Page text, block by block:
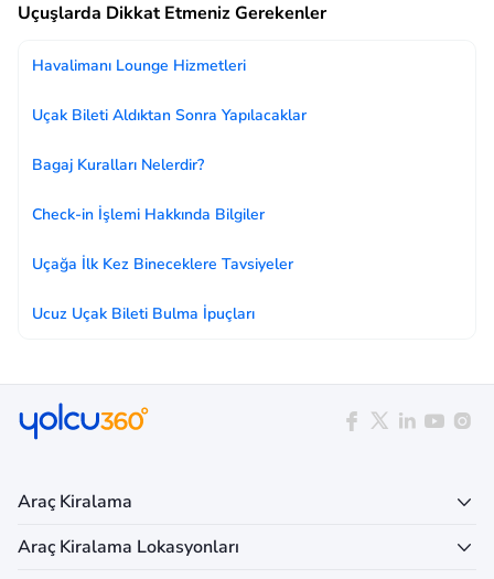
Uçuşlarda Dikkat Etmeniz Gerekenler
Havalimanı Lounge Hizmetleri
Uçak Bileti Aldıktan Sonra Yapılacaklar
Bagaj Kuralları Nelerdir?
Check-in İşlemi Hakkında Bilgiler
Uçağa İlk Kez Bineceklere Tavsiyeler
Ucuz Uçak Bileti Bulma İpuçları
Araç Kiralama
Araç Kiralama Lokasyonları